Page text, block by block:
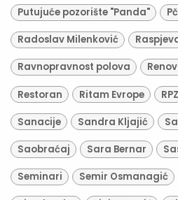
Putujuće pozorište "Panda"
Radoslav Milenković
Ravnopravnost polova
Restoran Ritam Evrope RPZ
Sanacije Sandra Kljajić
Saobraćaj Sara Bernar
Seminari Semir Osmanagić